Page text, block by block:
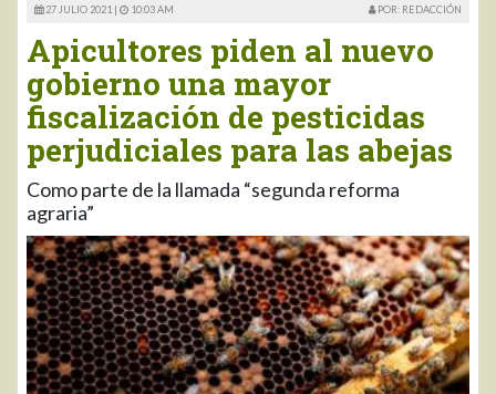
27 JULIO 2021 | 10:03 AM POR: REDACCIÓN
Apicultores piden al nuevo
gobierno una mayor
fiscalización de pesticidas
perjudiciales para las abejas
Como parte de la llamada “segunda reforma
agraria”